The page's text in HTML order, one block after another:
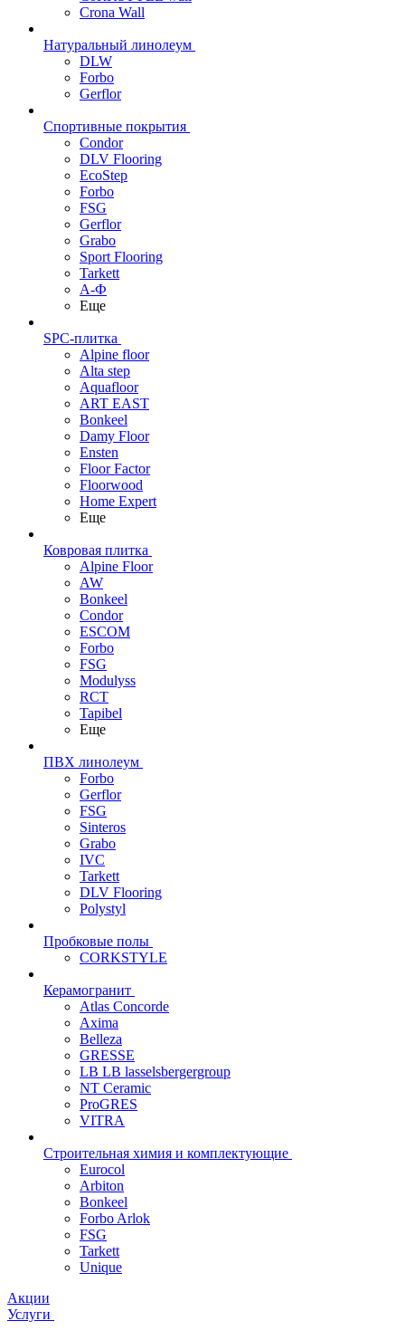
Crona Wall
Натуральный линолеум
DLW
Forbo
Gerflor
Спортивные покрытия
Condor
DLV Flooring
EcoStep
Forbo
FSG
Gerflor
Grabo
Sport Flooring
Tarkett
А-Ф
Еще
SPC-плитка
Alpine floor
Alta step
Aquafloor
ART EAST
Bonkeel
Damy Floor
Ensten
Floor Factor
Floorwood
Home Expert
Еще
Ковровая плитка
Alpine Floor
AW
Bonkeel
Condor
ESCOM
Forbo
FSG
Modulyss
RCT
Tapibel
Еще
ПВХ линолеум
Forbo
Gerflor
FSG
Sinteros
Grabo
IVC
Tarkett
DLV Flooring
Polystyl
Пробковые полы
CORKSTYLE
Керамогранит
Atlas Concorde
Axima
Belleza
GRESSE
LB LB lasselsbergergroup
NT Ceramic
ProGRES
VITRA
Строительная химия и комплектующие
Eurocol
Arbiton
Bonkeel
Forbo Arlok
FSG
Tarkett
Unique
Акции
Услуги